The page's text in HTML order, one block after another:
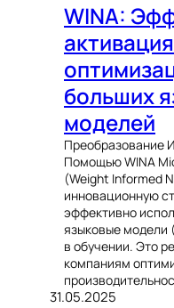
WINA:
больших
моделей
Преобразование
Помощью WINA
(Weight Informed
инновационную
эффективно
языковые модели
в обучении. Это
компаниям
31.05.2025